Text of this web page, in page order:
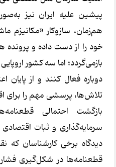
پیشین علیه ایران نیز
هم‌زمان، سازوکار «مکانیزم
خود را از دست داده و پرونده
بازمی‌گردد؛ اما سه کشور
دوباره فعال کنند و از پایان
تلاش‌ها، پرسشی مهم را برای
بازگشت احتمالی
سرمایه‌گذاری و ثبات
دیدگاه برخی کارشناسان که
قطعنامه‌ها در شکل‌گیری